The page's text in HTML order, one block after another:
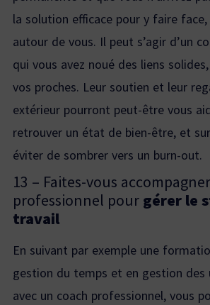
la solution efficace pour y faire face,
autour de vous. Il peut s’agir d’un
qui vous avez noué des liens
vos proches. Leur soutien et leur
extérieur pourront peut-être vous
retrouver un état de bien-être, et
éviter de sombrer vers un burn-out.
13 – Faites-vous
professionnel pour gérer le
travail
En suivant par exemple une
gestion du temps et en gestion des
avec un coach professionnel, vous